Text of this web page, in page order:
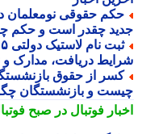
چقدر است و حکم چه
دریافت، مدارک و نحوه
و بازنشستگان چگونه
فوتبال در صبح فوتبالی